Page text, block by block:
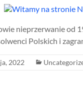
nieprzerwanie od
Polskich i
2022